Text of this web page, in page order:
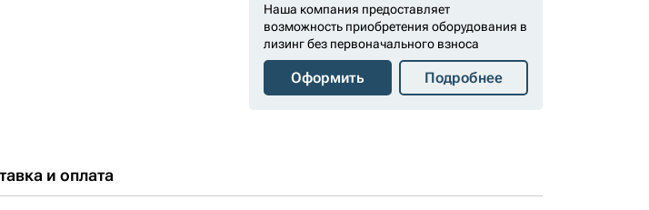
Наша компания предоставляет
возможность приобретения оборудования в
лизинг без первоначального взноса
Оформить Подробнее
и оплата